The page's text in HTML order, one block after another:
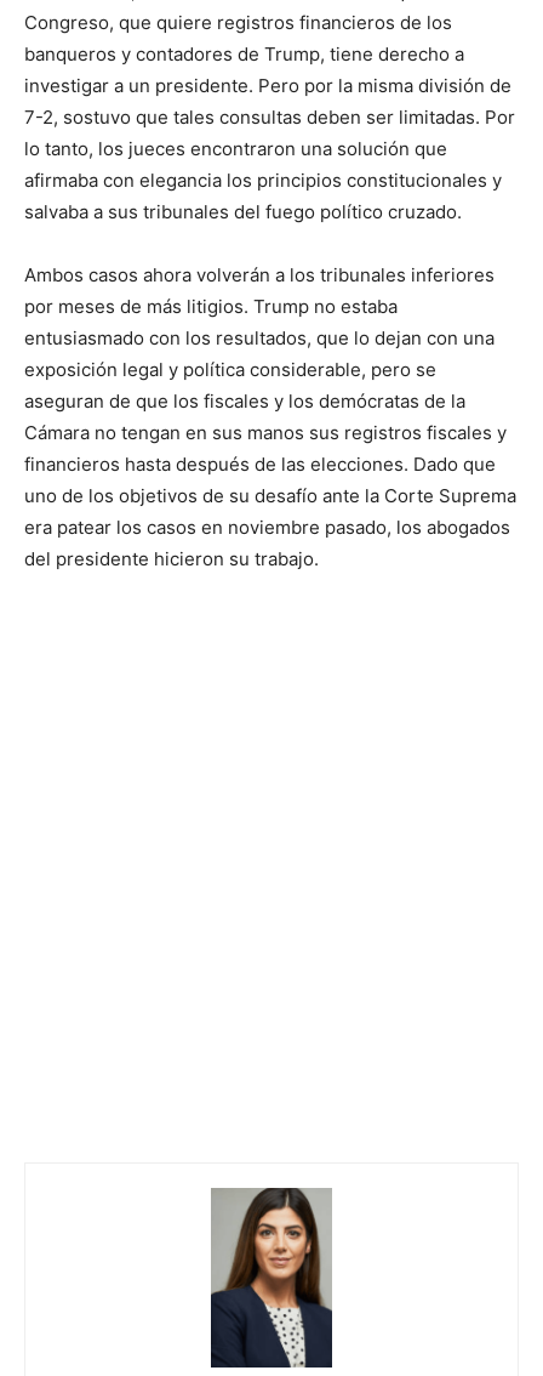
Congreso, que quiere registros financieros de los
banqueros y contadores de Trump, tiene derecho a
investigar a un presidente. Pero por la misma división de
7-2, sostuvo que tales consultas deben ser limitadas. Por
lo tanto, los jueces encontraron una solución que
afirmaba con elegancia los principios constitucionales y
salvaba a sus tribunales del fuego político cruzado.
Ambos casos ahora volverán a los tribunales inferiores
por meses de más litigios. Trump no estaba
entusiasmado con los resultados, que lo dejan con una
exposición legal y política considerable, pero se
aseguran de que los fiscales y los demócratas de la
Cámara no tengan en sus manos sus registros fiscales y
financieros hasta después de las elecciones. Dado que
uno de los objetivos de su desafío ante la Corte Suprema
era patear los casos en noviembre pasado, los abogados
del presidente hicieron su trabajo.